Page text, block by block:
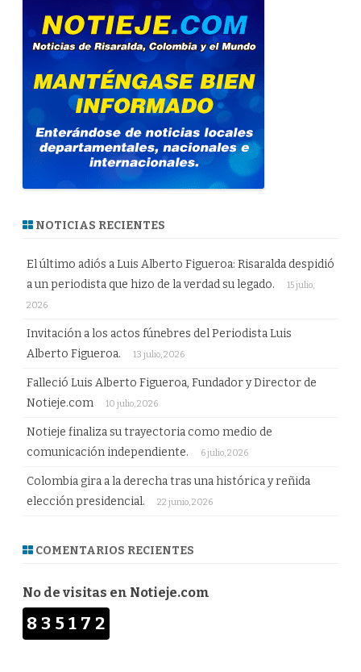
NOTICIAS RECIENTES
El último adiós a Luis Alberto Figueroa: Risaralda despidió
a un periodista que hizo de la verdad su legado.
15 julio,
2026
Invitación a los actos fúnebres del Periodista Luis
Alberto Figueroa.
13 julio, 2026
Falleció Luis Alberto Figueroa, Fundador y Director de
Notieje.com
10 julio, 2026
Notieje finaliza su trayectoria como medio de
comunicación independiente.
6 julio, 2026
Colombia gira a la derecha tras una histórica y reñida
elección presidencial.
22 junio, 2026
COMENTARIOS RECIENTES
No de visitas en Notieje.com
835172